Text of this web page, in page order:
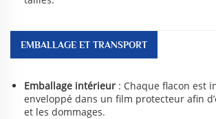
EMBALLAGE ET TRANSPORT
Emballage intérieur : Chaque flacon est
enveloppé dans un film protecteur afin
et les dommages.